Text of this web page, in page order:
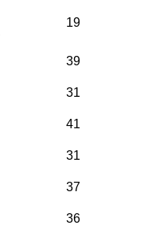
19
39
31
41
31
37
36